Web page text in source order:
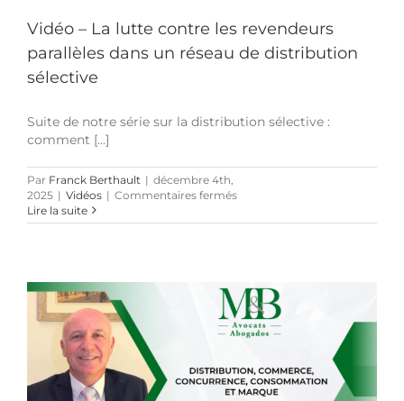
Vidéo – La lutte contre les revendeurs
parallèles dans un réseau de distribution
sélective
Suite de notre série sur la distribution sélective :
comment [...]
Par Franck Berthault | décembre 4th,
2025 | Vidéos | Commentaires ferméssur
–
les
revendeurs
parallèles
dans
de
distribution
Lire la suite